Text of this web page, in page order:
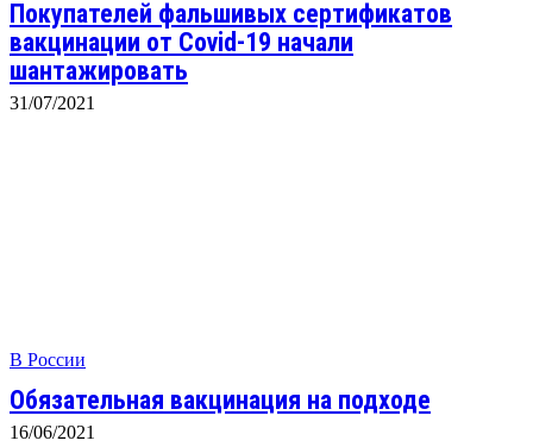
Покупателей фальшивых сертификатов
вакцинации от Covid-19 начали
шантажировать
31/07/2021
В России
Обязательная вакцинация на подходе
16/06/2021